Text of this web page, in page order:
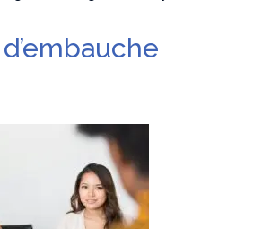
boutique : où acheter son
votre convention annuelle
Google Maps Paris : 4 éléments clés
faire confiance à ADC sécurité
vos biens et de vos proches ?